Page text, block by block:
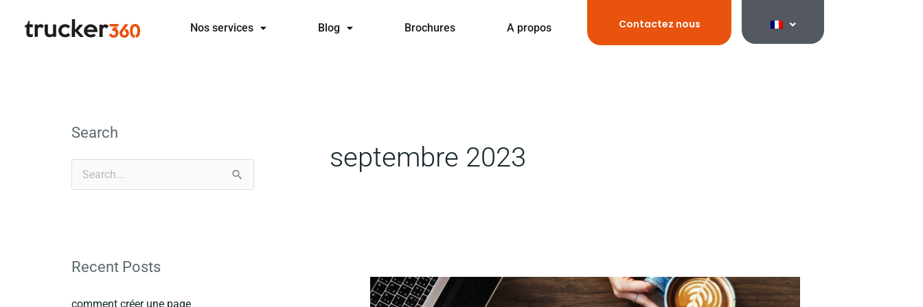
Nos services Blog Brochures A propos Contactez nous
Search
e
Recent Posts
comment créer une page
septembre 2023
Stratégies